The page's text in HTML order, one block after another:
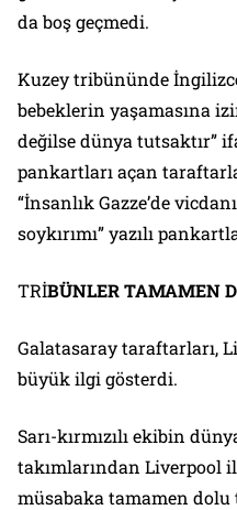
da boş geçmedi.
Kuzey tribününde
bebeklerin yaşamasına
değilse dünya tutsaktır”
pankartları açan
“İnsanlık Gazze’de
soykırımı” yazılı
TRİBÜNLER TAMAMEN
Galatasaray taraftarları,
büyük ilgi gösterdi.
Sarı-kırmızılı ekibin
takımlarından Liverpool
müsabaka tamamen